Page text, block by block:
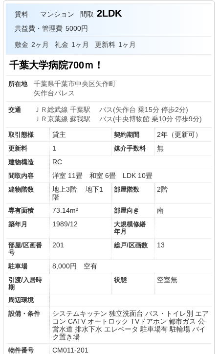
賃料 マンション 間取 2LDK
共益費・管理費 5000円
敷金 2ヶ月 礼金 1ヶ月 更新料 1ヶ月
千葉大学病院700ｍ！
所在地
千葉県千葉市中央区矢作町
矢作台パレス
交通 ＪＲ総武線 千葉駅
バス(矢作台 乗15分 停歩2分)
ＪＲ京葉線 蘇我駅
バス(中央博物館 乗10分 停歩9分)
取引態様 貸主 契約期間 2年（更新可）
更新料 1 媒介手数料 無
建物構造 RC
間取内容 洋室 11畳 和室 6畳 LDK 10畳
建物階数
地上3階 地下1
階
部屋階数 2階
専有面積 73.14m² 部屋向き 南
築年月 1989/12
大規模修繕
年月
部屋/区画番
号
201 総戸/区画数 13
駐車場 8,000円 空有
引渡/入居時
期
状態 空室無
周辺環境
設備・条件
システムキッチン 独立洗面台 バス・トイレ別 エア
コン CATV オートロック TVドアホン 都市ガス 公
営水道 排水下水 エレベータ 駐車場有 駐輪場 バイ
ク置き場
物件番号 CM011-201